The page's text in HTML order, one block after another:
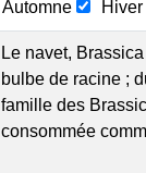
Automne
Hiver
Le navet,
bulbe de racine ;
famille des
consommée